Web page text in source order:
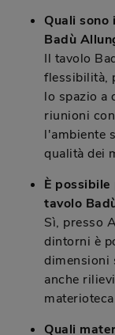
Quali
Badù
Il tavolo
flessibilità,
lo spazio a
riunioni
l'ambiente
qualità dei
È
tavolo
Sì, presso
dintorni è
dimensioni
anche
Quali